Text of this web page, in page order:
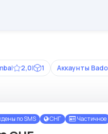
| 2,0| 1 Аккаунты
по SMS СНГ Частичное